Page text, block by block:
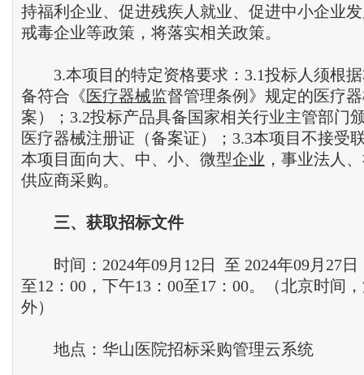
持福利企业、促进残疾人就业、促进中小企业
戒毒企业等政策，将落实相关政策。
3.本项目的特定资格要求：3.1投标人须根据
备符合《医疗器械监督管理条例》规定的医疗
案）；3.2投标产品具备国家相关行业主管部门
医疗器械注册证（备案证）；3.3本项目不接受
本项目面向大、中、小、微型企业 ，事业法人
供应商采购。
三、 获取招标文件
时间：2024年09月12日 至 2024年09月27日
至12：00，下午13：00至17：00。（北京时间
外）
地点：华山医院招标采购管理云系统